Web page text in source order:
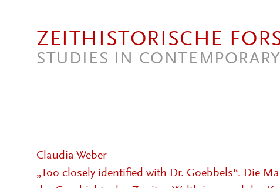
ZEITHISTORISCHE
STUDIES IN
Claudia Weber
„Too closely identified with Dr. Goebbels“. Die